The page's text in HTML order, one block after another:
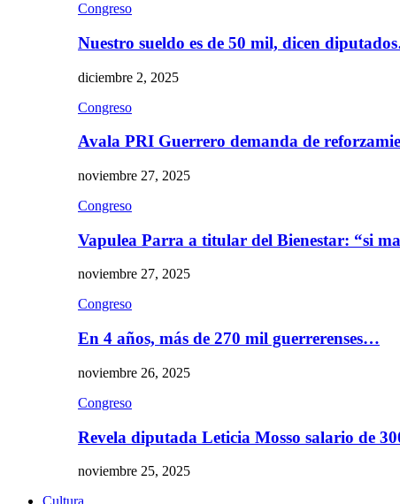
Congreso
Nuestro sueldo es de 50 mil, dicen
diciembre 2, 2025
Congreso
Avala PRI Guerrero demanda de
noviembre 27, 2025
Congreso
Vapulea Parra a titular del Bienestar: “si
noviembre 27, 2025
Congreso
En 4 años, más de 270 mil guerrerenses…
noviembre 26, 2025
Congreso
Revela diputada Leticia Mosso salario de
noviembre 25, 2025